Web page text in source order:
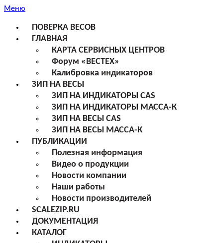
Меню
ПОВЕРКА ВЕСОВ
ГЛАВНАЯ
КАРТА СЕРВИСНЫХ ЦЕНТРОВ
Форум «ВЕСТЕХ»
Калибровка индикаторов
ЗИП НА ВЕСЫ
ЗИП НА ИНДИКАТОРЫ CAS
ЗИП НА ИНДИКАТОРЫ МАССА-К
ЗИП НА ВЕСЫ CAS
ЗИП НА ВЕСЫ МАССА-К
ПУБЛИКАЦИИ
Полезная информация
Видео о продукции
Новости компании
Наши работы
Новости производителей
SCALEZIP.RU
ДОКУМЕНТАЦИЯ
КАТАЛОГ